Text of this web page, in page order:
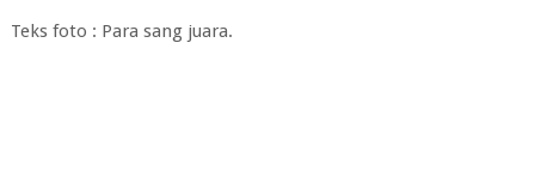
Teks foto : Para sang juara.